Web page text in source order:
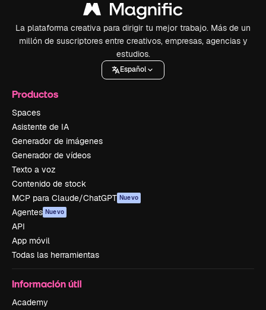
La plataforma creativa para dirigir tu mejor trabajo. Más de un
millón de suscriptores entre creativos, empresas, agencias y
estudios.
Español
Productos
Spaces
Asistente de IA
Generador de imágenes
Generador de vídeos
Texto a voz
Contenido de stock
MCP para Claude/ChatGPT Nuevo
Agentes Nuevo
API
App móvil
Todas las herramientas
Información útil
Academy